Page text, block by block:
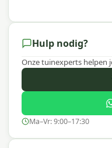
Hulp nodig?
Onze tuinexperts helpen
Ma–Vr: 9:00–17:30